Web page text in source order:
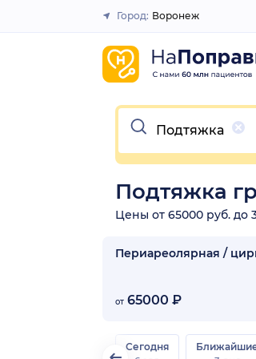
Закрыть
Город: Воронеж
Очистить
Подтяжка
Цены от 65000 руб. до
Периареолярная /
от 65000 ₽
Сегодня